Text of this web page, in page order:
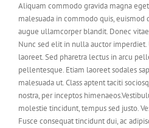
Aliquam commodo gravida magna
malesuada in commodo quis,
augue ullamcorper blandit. Donec
Nunc sed elit in nulla auctor imperdiet.
laoreet. Sed pharetra lectus in arcu
pellentesque. Etiam laoreet sodales
malesuada ut. Class aptent taciti
nostra, per inceptos
molestie tincidunt, tempus sed justo.
Fusce consequat tincidunt dui, ac